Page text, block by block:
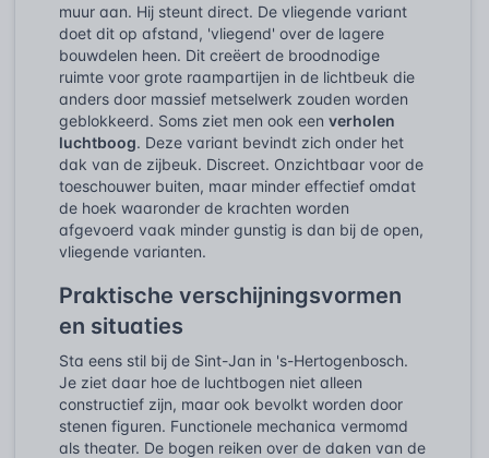
muur aan. Hij steunt direct. De vliegende variant
doet dit op afstand, 'vliegend' over de lagere
bouwdelen heen. Dit creëert de broodnodige
ruimte voor grote raampartijen in de lichtbeuk die
anders door massief metselwerk zouden worden
geblokkeerd. Soms ziet men ook een verholen
luchtboog. Deze variant bevindt zich onder het
dak van de zijbeuk. Discreet. Onzichtbaar voor de
toeschouwer buiten, maar minder effectief omdat
de hoek waaronder de krachten worden
afgevoerd vaak minder gunstig is dan bij de open,
vliegende varianten.
Praktische verschijningsvormen
en situaties
Sta eens stil bij de Sint-Jan in 's-Hertogenbosch.
Je ziet daar hoe de luchtbogen niet alleen
constructief zijn, maar ook bevolkt worden door
stenen figuren. Functionele mechanica vermomd
als theater. De bogen reiken over de daken van de